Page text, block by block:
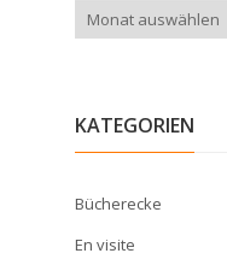
Archiv
KATEGORIEN
Bücherecke
En visite